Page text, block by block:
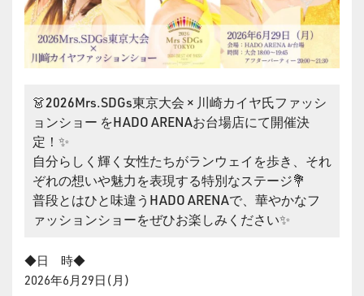
👗2026Mrs.SDGs東京大会 × 川崎カイヤ氏ファッシ
ョンショー をHADO ARENAお台場店にて開催決
定！✨
自分らしく輝く女性たちがランウェイを歩き、それ
ぞれの想いや魅力を表現する特別なステージ💐
普段とはひと味違うHADO ARENAで、華やかなフ
ァッションショーをぜひお楽しみください✨
◆日 時◆
2026年6月29日(月)